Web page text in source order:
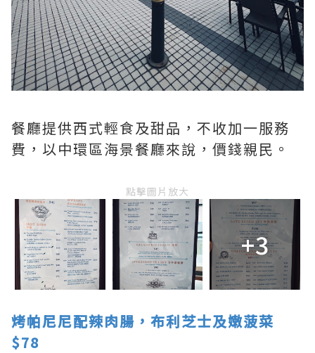
餐廳提供西式輕食及甜品，不收加一服務
費，以中環區海景餐廳來說，價錢親民。
點擊圖片放大
+3
烤帕尼尼配辣肉腸，布利芝士及嫩菠菜
$78